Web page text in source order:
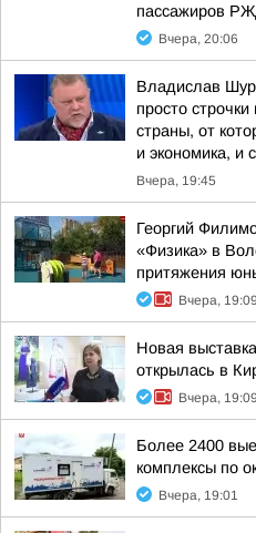
пассажиров
Вчера, 20:06
Владислав
просто
страны, от
и экономика, и
Вчера, 19:45
Георгий
«Физика» в
притяжения
Вчера, 19:09
Новая
открылась в
Вчера, 19:09
Более 2400
комплексы по
Вчера, 19:01